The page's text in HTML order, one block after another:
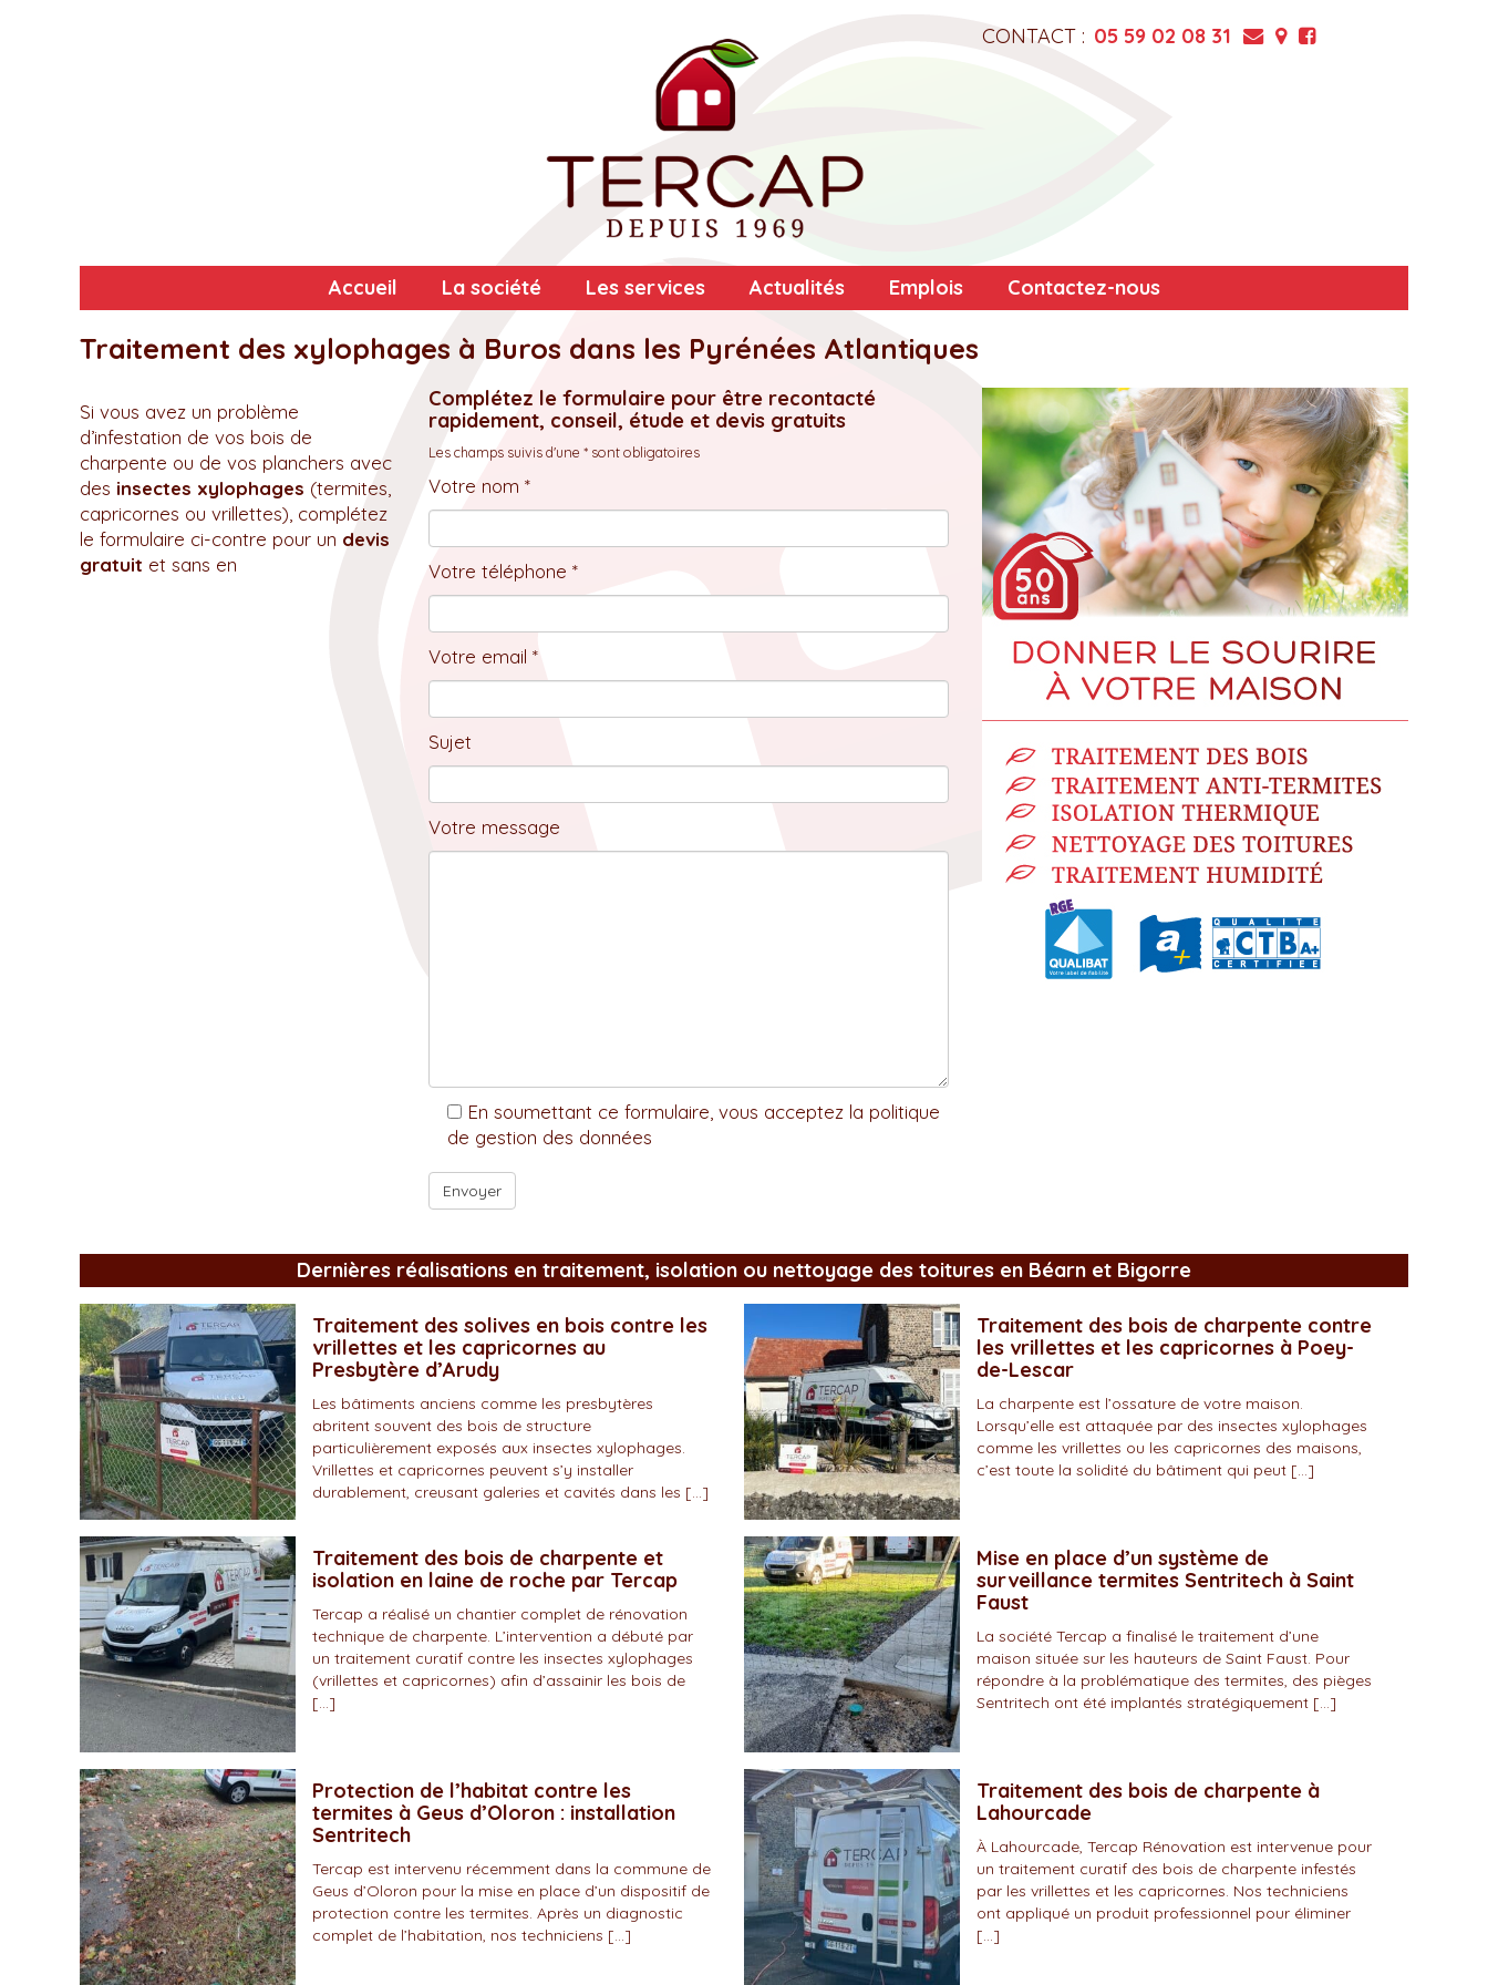
CONTACT : 05 59 02 08 31
Accueil La société Les services Actualités Emplois Contactez-nous
Traitement des xylophages à Buros dans les Pyrénées Atlantiques
Si vous avez un problème
d’infestation de vos bois de
charpente ou de vos planchers avec
des insectes xylophages (termites,
capricornes ou vrillettes), complétez
le formulaire ci-contre pour un devis
gratuit et sans en
Complétez le formulaire pour être recontacté
rapidement, conseil, étude et devis gratuits
Les champs suivis d'une * sont obligatoires
Votre nom *
Votre téléphone *
Votre email *
Sujet
Votre message
En soumettant ce formulaire, vous acceptez la politique
de gestion des données
Dernières réalisations en traitement, isolation ou nettoyage des toitures en Béarn et Bigorre
Traitement des solives en bois contre les
vrillettes et les capricornes au
Presbytère d’Arudy
Les bâtiments anciens comme les presbytères
abritent souvent des bois de structure
particulièrement exposés aux insectes xylophages.
Vrillettes et capricornes peuvent s’y installer
durablement, creusant galeries et cavités dans les […]
Traitement des bois de charpente contre
les vrillettes et les capricornes à Poey-
de-Lescar
La charpente est l’ossature de votre maison.
Lorsqu’elle est attaquée par des insectes xylophages
comme les vrillettes ou les capricornes des maisons,
c’est toute la solidité du bâtiment qui peut […]
Traitement des bois de charpente et
isolation en laine de roche par Tercap
Tercap a réalisé un chantier complet de rénovation
technique de charpente. L’intervention a débuté par
un traitement curatif contre les insectes xylophages
(vrillettes et capricornes) afin d’assainir les bois de
[…]
Mise en place d’un système de
surveillance termites Sentritech à Saint
Faust
La société Tercap a finalisé le traitement d’une
maison située sur les hauteurs de Saint Faust. Pour
répondre à la problématique des termites, des pièges
Sentritech ont été implantés stratégiquement […]
Protection de l’habitat contre les
termites à Geus d’Oloron : installation
Sentritech
Tercap est intervenu récemment dans la commune de
Geus d’Oloron pour la mise en place d’un dispositif de
protection contre les termites. Après un diagnostic
complet de l’habitation, nos techniciens […]
Traitement des bois de charpente à
Lahourcade
À Lahourcade, Tercap Rénovation est intervenue pour
un traitement curatif des bois de charpente infestés
par les vrillettes et les capricornes. Nos techniciens
ont appliqué un produit professionnel pour éliminer
[…]